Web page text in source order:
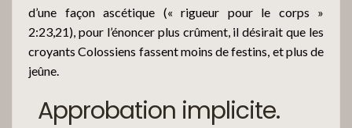
d’une façon ascétique (« rigueur pour le corps »
2:23,21), pour l’énoncer plus crûment, il désirait que les
croyants Colossiens fassent moins de festins, et plus de
jeûne.
Approbation implicite.